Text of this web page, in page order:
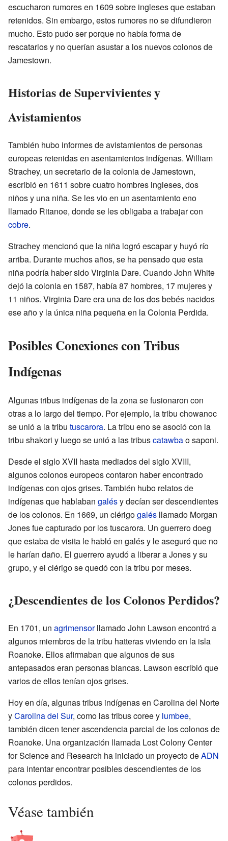
escucharon rumores en 1609 sobre ingleses que estaban
retenidos. Sin embargo, estos rumores no se difundieron
mucho. Esto pudo ser porque no había forma de
rescatarlos y no querían asustar a los nuevos colonos de
Jamestown.
Historias de Supervivientes y
Avistamientos
También hubo informes de avistamientos de personas
europeas retenidas en asentamientos indígenas. William
Strachey, un secretario de la colonia de Jamestown,
escribió en 1611 sobre cuatro hombres ingleses, dos
niños y una niña. Se les vio en un asentamiento eno
llamado Ritanoe, donde se les obligaba a trabajar con
cobre.
Strachey mencionó que la niña logró escapar y huyó río
arriba. Durante muchos años, se ha pensado que esta
niña podría haber sido Virginia Dare. Cuando John White
dejó la colonia en 1587, había 87 hombres, 17 mujeres y
11 niños. Virginia Dare era una de los dos bebés nacidos
ese año y la única niña pequeña en la Colonia Perdida.
Posibles Conexiones con Tribus
Indígenas
Algunas tribus indígenas de la zona se fusionaron con
otras a lo largo del tiempo. Por ejemplo, la tribu chowanoc
se unió a la tribu tuscarora. La tribu eno se asoció con la
tribu shakori y luego se unió a las tribuscatawbao saponi.
Desde el siglo XVII hasta mediados del siglo XVIII,
algunos colonos europeos contaron haber encontrado
indígenas con ojos grises. También hubo relatos de
indígenas que hablaban galésy decían ser descendientes
de los colonos. En 1669, un clérigogalés llamado Morgan
Jones fue capturado por los tuscarora. Un guerrero doeg
que estaba de visita le habló en galés y le aseguró que no
le harían daño. El guerrero ayudó a liberar a Jones y su
grupo, y el clérigo se quedó con la tribu por meses.
¿Descendientes de los Colonos Perdidos?
En 1701, un agrimensorllamado John Lawson encontró a
algunos miembros de la tribu hatteras viviendo en la isla
Roanoke. Ellos afirmaban que algunos de sus
antepasados eran personas blancas. Lawson escribió que
varios de ellos tenían ojos grises.
Hoy en día, algunas tribus indígenas en Carolina del Norte
yCarolina del Sur, como las tribus coree y lumbee,
también dicen tener ascendencia parcial de los colonos de
Roanoke. Una organización llamada Lost Colony Center
for Science and Research ha iniciado un proyecto deADN
para intentar encontrar posibles descendientes de los
colonos perdidos.
Véase también